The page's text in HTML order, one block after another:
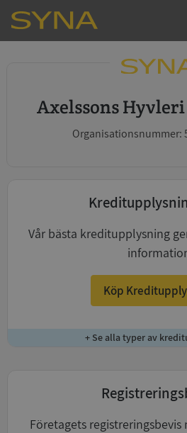
Axelssons
Organisationsnummer:
Vår bästa kreditupplysning
Köp
+ Se alla typer av
Företagets